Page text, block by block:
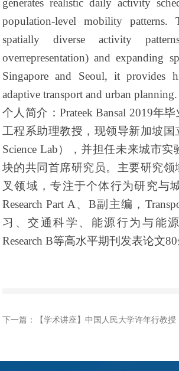
population-level mobility patterns.
spatially diverse activity
overrepresentation) and expanding
Singapore and Seoul, it provides
adaptive transport and urban planning.
个人简介： Prateek Bansal 2019年毕
工程系助理教授，现领导新加坡
Science Lab），并担任未来城市实
块的共同首席研究员。主要研究
叉领域，专注于个体行为研究与
Research Part A 、 B副主编，
习、交通科学、能源行为与能
Research B等高水平期刊发表论文80
下一篇：【学术讲座】中国人民大学许年行教